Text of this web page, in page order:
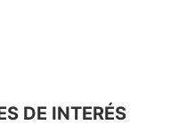
DE INTERÉS